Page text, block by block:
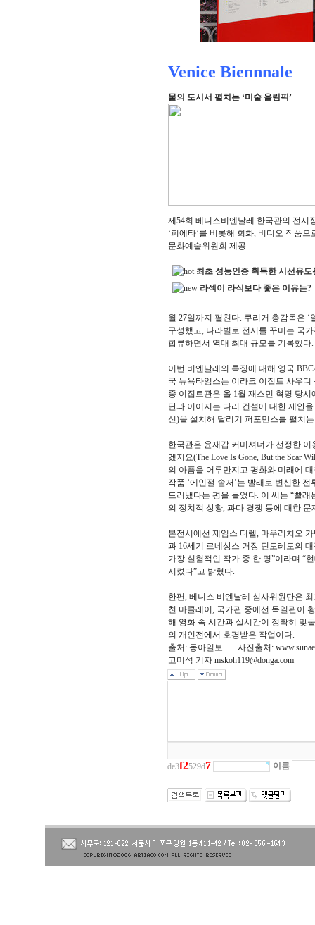
Venice Biennnale
물의 도시서 펼치는 ‘미술 올림픽’
제54회 베니스비엔날레 한국관의 전시
‘피에타’를 비롯해 회화, 비디오 작품
문화예술위원회 제공
최초 성능인증 획득한 시선유도
라섹이 라식보다 좋은 이유는?
월 27일까지 펼친다. 쿠리거 총감독은
구성했고, 나라별로 전시를 꾸미는 국
합류하면서 역대 최대 규모를 기록했다.
이번 비엔날레의 특징에 대해 영국
국 뉴욕타임스는 이라크 이집트 사우
중 이집트관은 올 1월 재스민 혁명 당
단과 이어지는 다리 건설에 대한 제안
신)을 설치해 달리기 퍼포먼스를 펼치
한국관은 윤재갑 커미셔너가 선정한
겠지요(The Love Is Gone, But the Scar
의 아픔을 어루만지고 평화와 미래에
작품 ‘에인절 솔저’는 빨래로 변신한
드러냈다는 평을 들었다. 이 씨는 “빨
의 정치적 상황, 과다 경쟁 등에 대한
본전시에선 제임스 터렐, 마우리치오
과 16세기 르네상스 거장 틴토레토의
가장 실험적인 작가 중 한 명”이라며 “
시켰다”고 밝혔다.
한편, 베니스 비엔날레 심사위원단은
천 마클레이, 국가관 중에선 독일관이
해 영화 속 시간과 실시간이 정확히 맞
의 개인전에서 호평받은 작업이다.
출처: 동아일보 사진출처:
고미석 기자 mskoh119@donga.com
de3f2529d7 이름